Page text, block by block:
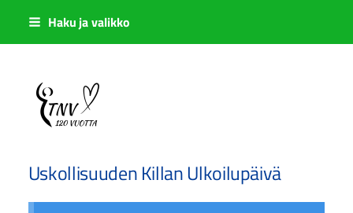
Siirry
sisältöön
Haku ja valikko
Sivuston etusivulle
Uskollisuuden Killan Ulkoilupäivä